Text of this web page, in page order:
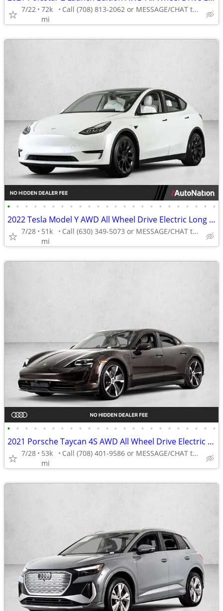
7/22 72k
mi
Call (708) 813-2062 or MESSAGE/CHAT to confirm availability
• • • • • • • • • • • • • • • • • • • • • • • •
2022 Tesla Model Y AWD All Wheel Drive Electric Long Range SUV
7/28
51k
mi
Call (630) 349-5073 or MESSAGE/CHAT to confirm availability
• • • • • • • • • • • • • • • • • • • • • • • •
2021 Porsche Taycan 4S AWD All Wheel Drive Electric AUTONATION
7/28
53k
mi
Call (708) 401-9586 or MESSAGE/CHAT to confirm availability